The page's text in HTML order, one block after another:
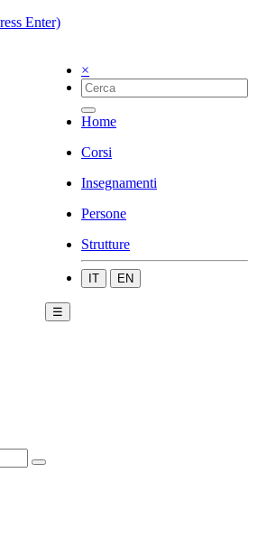
Enter)
×
Home
Corsi
Insegnamenti
Persone
Strutture
IT EN
☰